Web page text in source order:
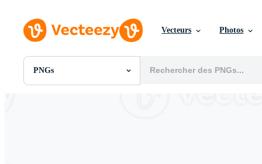
Vecteurs Photos
PNGs
Toutes Images